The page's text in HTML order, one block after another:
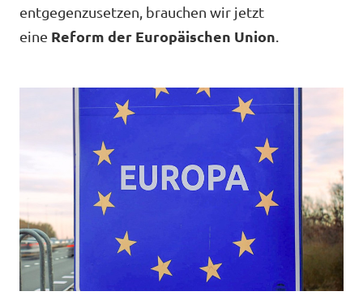
Menschen
Unsere Events
Deine Spende für Volt!
Mache bei uns mit!
entgegenzusetzen, brauchen wir jetzt
eine Reform der Europäischen Union.